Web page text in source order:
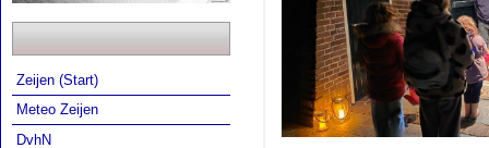
Zeijen (Start)
Meteo Zeijen
DvhN